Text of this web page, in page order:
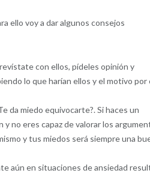
ello voy a dar algunos consejos
con ellos, pídeles opinión y
lo que harían ellos y el motivo por
da miedo equivocarte?. Si haces un
no eres capaz de valorar los
y tus miedos será siempre una
aún en situaciones de ansiedad